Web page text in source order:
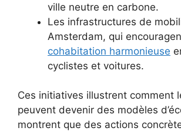
ville neutre en carbone.
Les infrastructures de
Amsterdam, qui
cohabitation harmonieuse
cyclistes et voitures.
Ces initiatives illustrent comment
peuvent devenir des modèles
montrent que des actions